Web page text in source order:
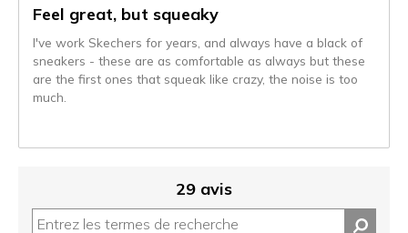
lesFeel great, but squeaky
I've work Skechers for years, and always have a black of
sneakers - these are as comfortable as always but these
are the first ones that squeak like crazy, the noise is too
much.
29 avis